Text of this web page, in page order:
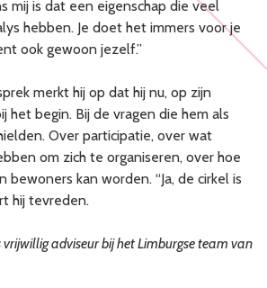
mij is dat een eigenschap die veel
hebben. Je doet het immers voor je
ook gewoon jezelf.”
merkt hij op dat hij nu, op zijn
het begin. Bij de vragen die hem als
Over participatie, over wat
om zich te organiseren, over hoe
bewoners kan worden. “Ja, de cirkel is
hij tevreden.
adviseur bij het Limburgse team van